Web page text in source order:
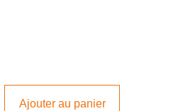
Ajouter au panier